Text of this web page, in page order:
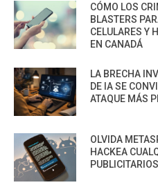
CÓMO LOS
BLASTERS
CELULARES Y
EN CANADÁ
LA BRECHA
DE IA SE
ATAQUE MÁS
OLVIDA
HACKEA